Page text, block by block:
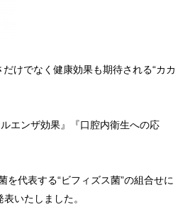
けでなく健康効果も期待される“カカ
エンザ効果』『口腔内衛生への応
代表する“ビフィズス菌”の組合せに
いたしました。